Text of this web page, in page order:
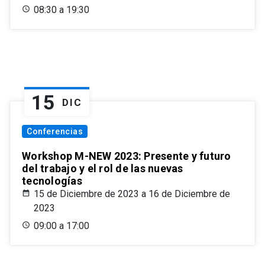
08:30 a 19:30
15 DIC
Conferencias
Workshop M-NEW 2023: Presente y futuro
del trabajo y el rol de las nuevas
tecnologías
15 de Diciembre de 2023 a 16 de Diciembre de
2023
09:00 a 17:00